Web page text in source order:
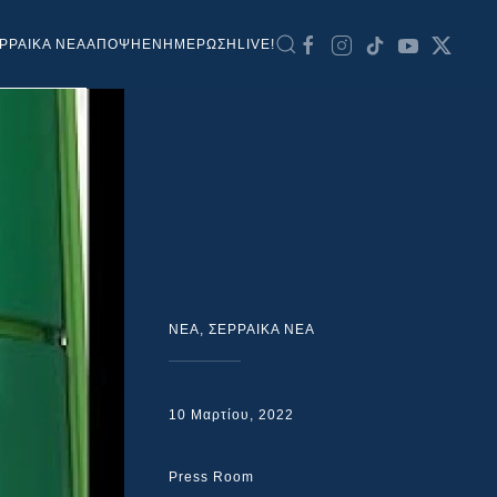
ΝΕΑΑΠΟΨΗ ΕΝΗΜΕΡΩΣΗ LIVE!
NEA, ΣΕΡΡΑΙΚΑ ΝΕΑ
10 Μαρτίου, 2022
Press Room